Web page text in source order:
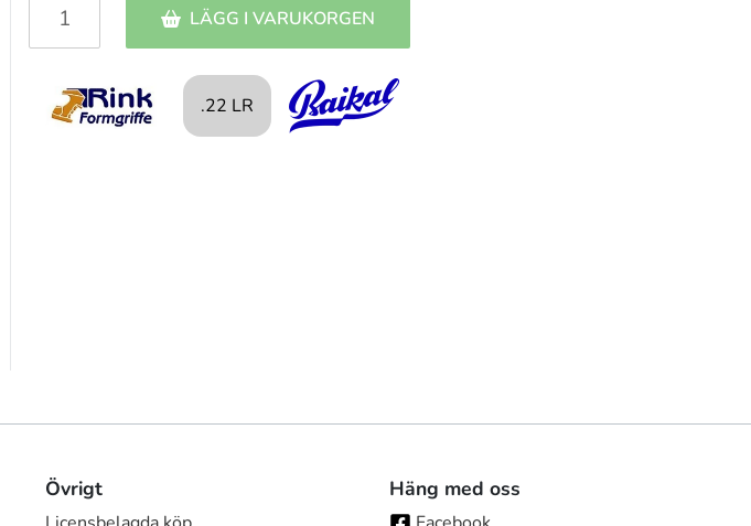
LÄGG I VARUKORGEN
.22 LR
Övrigt Häng med oss